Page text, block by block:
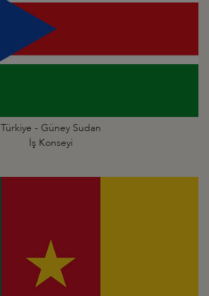
Türkiye - Güney Sudan
İş Konseyi